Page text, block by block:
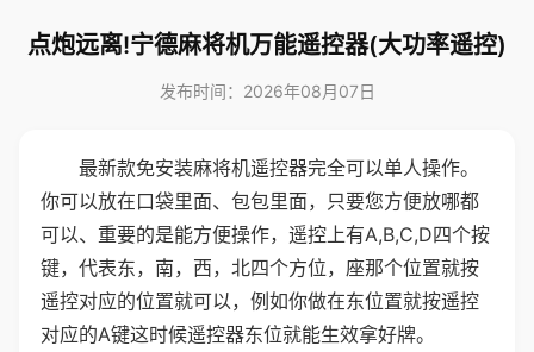
点炮远离!宁德麻将机万能遥控器(大功率遥控)
发布时间：2026年08月07日
最新款免安装麻将机遥控器完全可以单人操作。
你可以放在口袋里面、包包里面，只要您方便放哪都
可以、重要的是能方便操作，遥控上有A,B,C,D四个按
键，代表东，南，西，北四个方位，座那个位置就按
遥控对应的位置就可以，例如你做在东位置就按遥控
对应的A键这时候遥控器东位就能生效拿好牌。